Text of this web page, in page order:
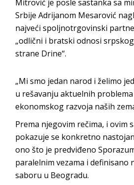
Mitrović je posle sastanka sa
Srbije Adrijanom Mesarović
najveći spoljnotrgovinski
„odlični i bratski odnosi
strane Drine“.
„Mi smo jedan narod i želimo
u rešavanju aktuelnih
ekonomskog razvoja naših
Prema njegovim rečima, i ovim
pokazuje se konkretno
ono što je predviđeno
paralelnim vezama i definisano
saboru u Beogradu.